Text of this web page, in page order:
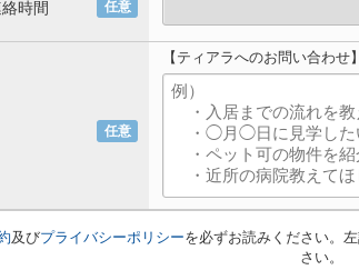
任意
時間
任意
【ティアラへのお問い合わせ】
及びプライバシーポリシーを必ずお読みください。
さい。